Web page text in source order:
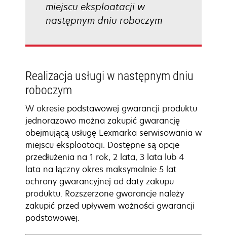
miejscu eksploatacji w
następnym dniu roboczym
Realizacja usługi w następnym dniu
roboczym
W okresie podstawowej gwarancji produktu
jednorazowo można zakupić gwarancję
obejmującą usługę Lexmarka serwisowania w
miejscu eksploatacji. Dostępne są opcje
przedłużenia na 1 rok, 2 lata, 3 lata lub 4
lata na łączny okres maksymalnie 5 lat
ochrony gwarancyjnej od daty zakupu
produktu. Rozszerzone gwarancje należy
zakupić przed upływem ważności gwarancji
podstawowej.